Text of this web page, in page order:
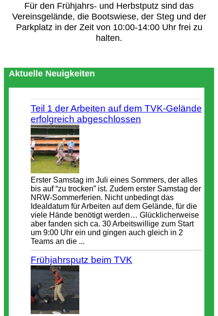
Für den Frühjahrs- und Herbstputz sind das
Vereinsgelände, die Bootswiese, der Steg und der
Parkplatz in der Zeit von 10:00-14:00 Uhr frei zu
halten.
Aktuelle Neuigkeiten
Teil 1 der Arbeiten auf dem TVK-Gelände
erfolgreich abgeschlossen
Erster Samstag im Juli eines Sommers, der alles
bis auf “zu trocken” ist. Zudem erster Samstag der
NRW-Sommerferien. Nicht unbedingt das
Idealdatum für Arbeiten auf dem Gelände, für die
viele Hände benötigt werden… Glücklicherweise
aber fanden sich ca. 30 Arbeitswillige zum Start
um 9:00 Uhr ein und gingen auch gleich in 2
Teams an die ...
Frühjahrsputz beim TVK